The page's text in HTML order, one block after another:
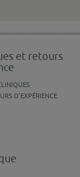
et retours
D'EXPÉRIENCE